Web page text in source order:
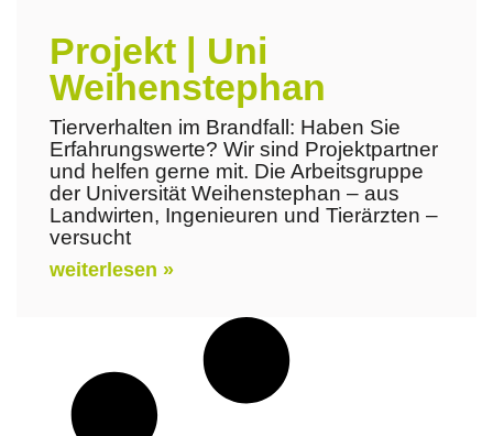
Projekt | Uni
Weihenstephan
Tierverhalten im Brandfall: Haben Sie
Erfahrungswerte? Wir sind Projektpartner
und helfen gerne mit. Die Arbeitsgruppe
der Universität Weihenstephan – aus
Landwirten, Ingenieuren und Tierärzten –
versucht
weiterlesen »